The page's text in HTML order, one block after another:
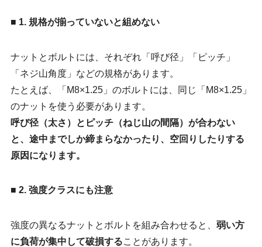
営業時間：9:00～17:30 定休日：土日祝
お問い合わせ
■ 1. 規格が揃っていないと組めない
ナットとボルトには、それぞれ「呼び径」「ピッチ」
「ネジ山角度」などの規格があります。
たとえば、「M8×1.25」のボルトには、同じ「M8×1.25」
のナットを使う必要があります。
呼び径（太さ）とピッチ（ねじ山の間隔）が合わない
と、途中までしか締まらなかったり、空回りしたりする
原因になります。
■ 2. 強度クラスにも注意
強度の異なるナットとボルトを組み合わせると、 弱い方
に負荷が集中して破損することがあります。